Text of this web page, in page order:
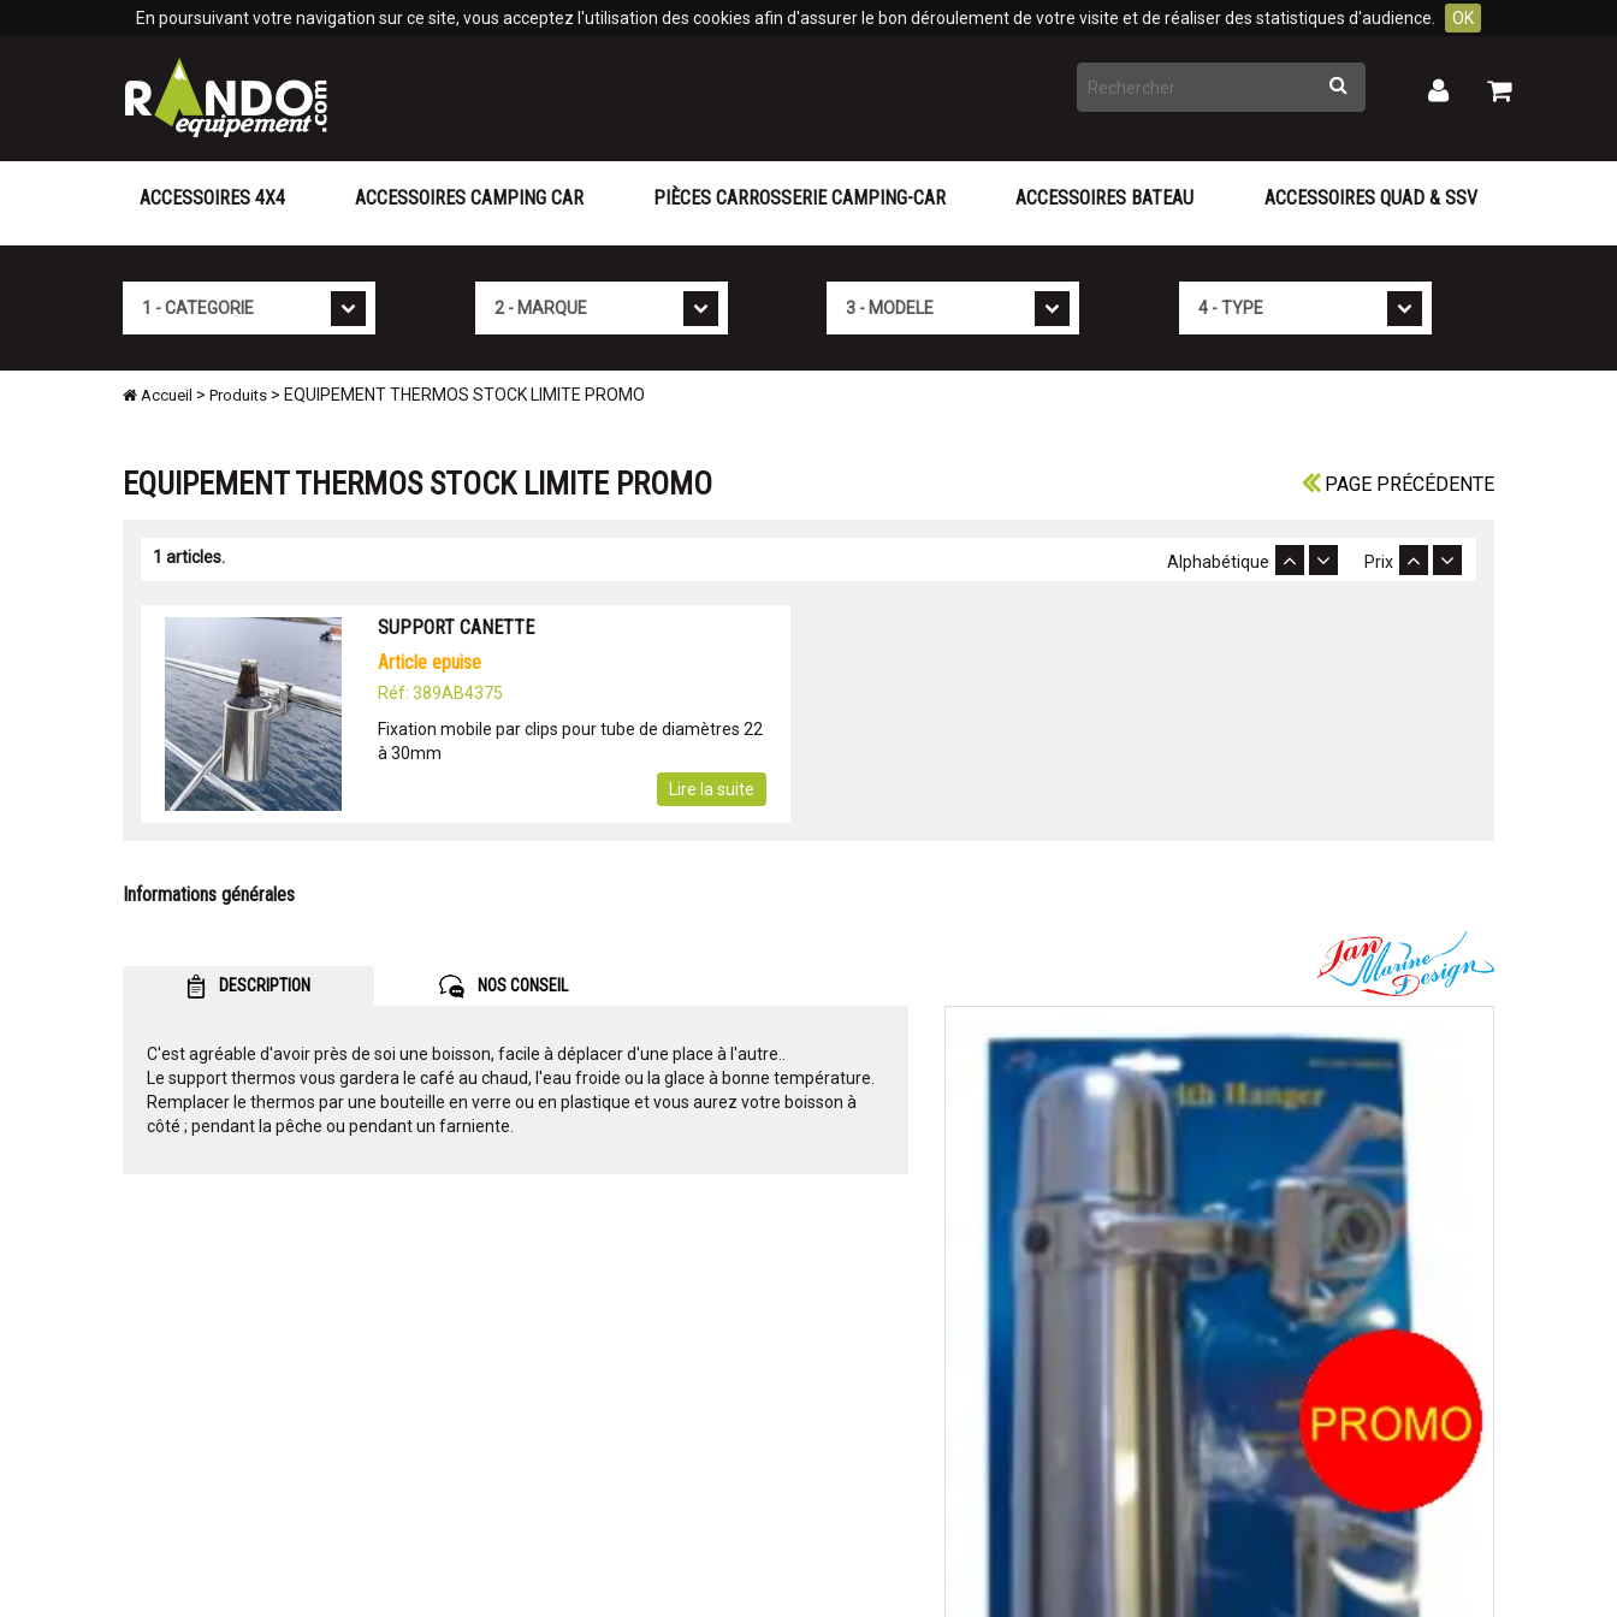
En poursuivant votre navigation sur ce site, vous acceptez l'utilisation des cookies afin d'assurer le bon déroulement de votre visite et de réaliser des statistiques d'audience. OK
Rechercher Mon
Mon
ACCESSOIRES 4X4 ACCESSOIRES CAMPING CAR PIÈCES CARROSSERIE CAMPING-CAR ACCESSOIRES BATEAU ACCESSOIRES QUAD & SSV
Accueil > Produits > EQUIPEMENT THERMOS STOCK LIMITE PROMO
PAGE PRÉCÉDENTE
EQUIPEMENT THERMOS STOCK LIMITE PROMO
1 articles. Prix
Alphabétique
SUPPORT CANETTE
article epuise
Réf: 389AB4375
Fixation mobile par clips pour tube de diamètres 22
à 30mm
Lire la suite
Informations générales
DESCRIPTION NOS CONSEIL
C'est agréable d'avoir près de soi une boisson, facile à déplacer d'une place à l'autre..
Le support thermos vous gardera le café au chaud, l'eau froide ou la glace à bonne température.
Remplacer le thermos par une bouteille en verre ou en plastique et vous aurez votre boisson à
côté ; pendant la pêche ou pendant un farniente.
Panneau de gestion des cookies